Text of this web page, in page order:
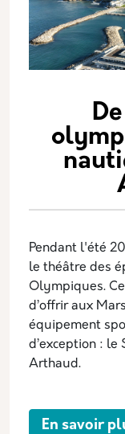
Pendant l'été
le théâtre des
Olympiques.
d’offrir aux
équipement
d’exception : le
Arthaud.
En savoir